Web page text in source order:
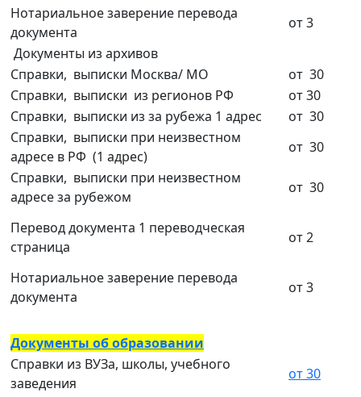
Нотариальное заверение перевода
документа
от 3
Документы из архивов
Справки, выписки Москва/ МО
от 30
Справки, выписки из регионов РФ
от 30
Справки, выписки из за рубежа 1 адрес
от 30
Справки, выписки при неизвестном
адресе в РФ (1 адрес)
от 30
Справки, выписки при неизвестном
адресе за рубежом
от 30
Перевод документа 1 переводческая
страница
от 2
Нотариальное заверение перевода
документа
от 3
Документы об образовании
Справки из ВУЗа, школы, учебного
заведения
от 30